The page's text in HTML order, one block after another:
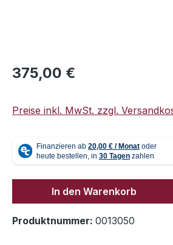
Regulärer Preis:
375,00 €
Preise inkl. MwSt. zzgl.
In den Warenkorb
Produktnummer: 0013050